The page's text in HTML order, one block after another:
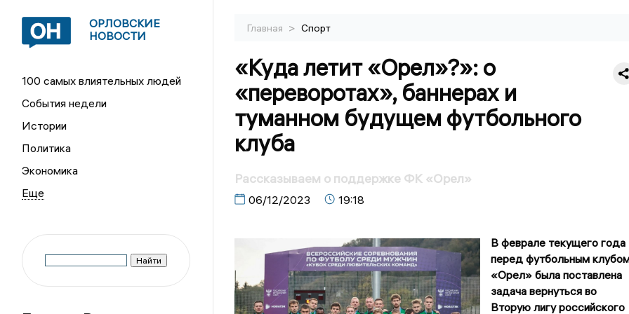
ОРЛОВСКИЕ
НОВОСТИ
100 самых влиятельных людей
События недели
Истории
Политика
Экономика
Главная > Спорт
«Куда летит «Орел»?»: о
«переворотах», баннерах и
туманном будущем футбольного
клуба
Рассказываем о поддержке ФК «Орел»
06/12/2023 19:18
В феврале текущего года
перед футбольным
«Орел» была поставлена
задача вернуться во
Вторую лигу российского